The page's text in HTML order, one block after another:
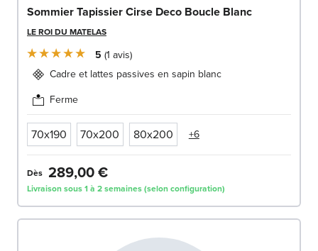
Sommier Tapissier Cirse Deco Boucle Blanc
LE ROI DU MATELAS
5 1 avis
Cadre et lattes passives en sapin blanc
Ferme
70x190 70x200 80x200 +6
Dès 289,00 €
Livraison sous 1 à 2 semaines (selon configuration)